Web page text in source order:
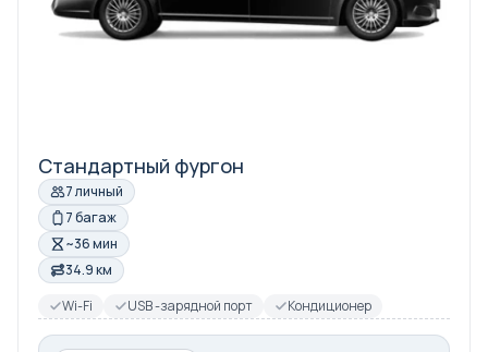
Стандартный фургон
7 личный
7 багаж
~36 мин
34.9 км
Wi-Fi
USB -зарядной порт Кондиционер